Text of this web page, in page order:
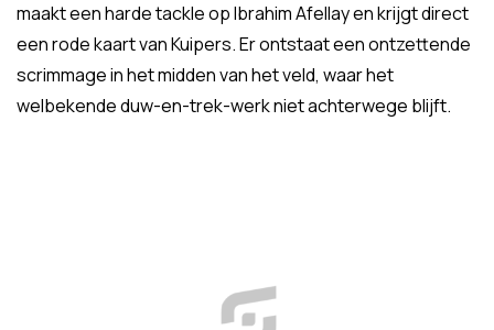
maakt een harde tackle op Ibrahim Afellay en krijgt direct
een rode kaart van Kuipers. Er ontstaat een ontzettende
scrimmage in het midden van het veld, waar het
welbekende duw-en-trek-werk niet achterwege blijft.